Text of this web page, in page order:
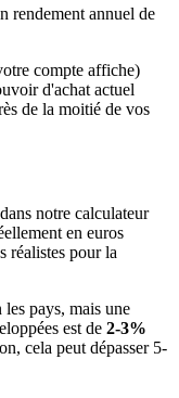
rendement annuel de
compte affiche)
d'achat actuel
de la moitié de vos
notre calculateur
en euros
réalistes pour la
pays, mais une
est de 2-3%
cela peut dépasser 5-